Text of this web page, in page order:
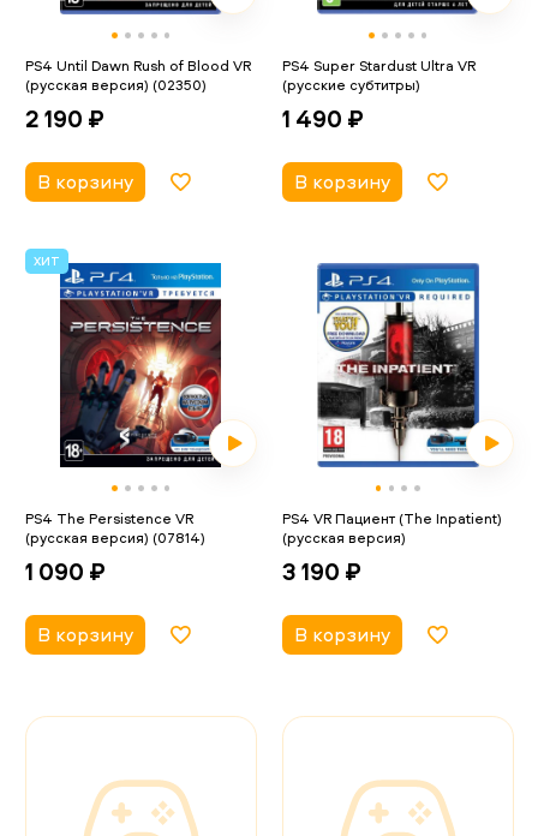
PS4 Until Dawn Rush of Blood VR
(русская версия) (02350)
2 190 ₽
В корзину
PS4 Super Stardust Ultra VR
(русские субтитры)
1 490 ₽
В корзину
ХИТ
PS4 The Persistence VR
(русская версия) (07814)
1 090 ₽
В корзину
PS4 VR Пациент (The Inpatient)
(русская версия)
3 190 ₽
В корзину